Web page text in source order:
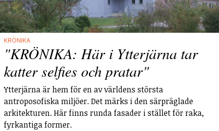
KRÖNIKA
"KRÖNIKA: Här i Ytterjärna tar
katter selfies och pratar"
Ytterjärna är hem för en av världens största
antroposofiska miljöer. Det märks i den särpräglade
arkitekturen. Här finns runda fasader i stället för raka,
fyrkantiga former.